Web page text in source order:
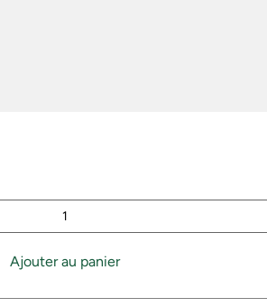
Ajouter au panier